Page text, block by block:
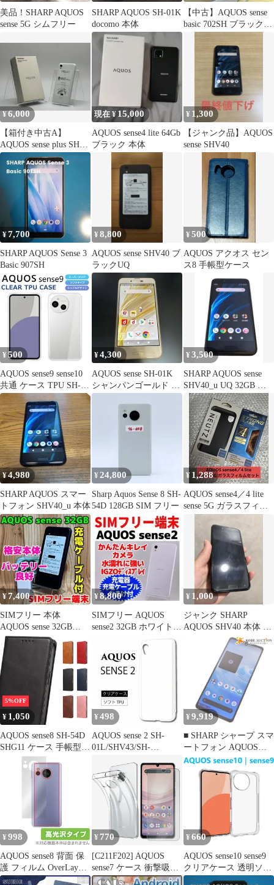
美品！SHARP AQUOS
sense 5G シムフリー
SHARP AQUOS SH-01K
docomo 本体
【中古】AQUOS sense
basic 702SH ブラック
¥6,000
【箱付き中古A】
AQUOS sense plus SH-
M07 ホワイト SIMフリ
ー 白ロム
現在 ¥ 15,000
AQUOS sense4 lite 64Gb
ブラック 本体
¥ 1,300
【ジャンク品】AQUOS
sense SHV40
¥7,700
SHARP AQUOS Sense 3
Basic 907SH
¥8,800
AQUOS sense SHV40 ブ
ラックUQ
¥500
AQUOS アクオス セン
ス8 手帳型ケース
¥ 500
AQUOS sense9 sense10
共通 ケース TPU SH-
53E SHG14 スマホケー
ス AQUOS sense9
sense10 SH-53F SHG15
A505SH SH-M33 カバー
スーパークリア 透明 ソ
フト アクオスセンス9
¥4,300
AQUOS sense SH-01K
シャンパンゴールド ド
コモ 中古スマホ
¥3,500
SHARP AQUOS sense
SHV40_u UQ 32GB ブ
ラック
¥4,980
SHARP AQUOS スマー
トフォン SHV40_u 本体
¥24,800
Sharp Aquos Sense 8 SH-
54D 128GB SIM フリー
¥ 1,288
AQUOS sense4／4 lite
sense 5G ガラスフィル
¥7,400
SIMフリー 本体
AQUOS sense 32GB
072G5 ブラック
¥8,800
SIMフリー AQUOS
sense2 32GB ホワイト
¥ 1,000
ジャンク SHARP
AQUOS SHV40 本体 ブ
5%OFF
¥ 1,050
AQUOS sense8 SH-54D
SHG11 ケース 手帳型
aquos sense8 手帳型ケー
ス aquossense8 手帳
sense8 手帳ケース
手帳型 レザーケース
¥ 498
AQUOS sense 2 SH-
01L/SHV43/SH-
ス カバー TPU クリア
ケース 透明 無地 シン
プル docomo ドコモ au
ソフトバンク アクオス
スマホケース スマホカ
バー
¥ 9,919
■ SHARP シャープ スマ
ートフォン AQUOS
sense 6 6GB/128GB シル
バー 初期化 通電確認済
み 箱 付属品付き
¥ 998
AQUOS sense8 背面 保
護 フィルム OverLay
Brilliant for アクオス セ
¥ 770
[C211F202] AQUOS
sense7 ケース 衝撃吸収
2Dソフト保護フィルム
¥ 660
AQUOS sense10 sense9
クリアケース 透明ソフ
トスマホケース 軽量 ス